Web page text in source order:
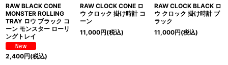
RAW BLACK CONE
MONSTER ROLLING
TRAY ロウ ブラック コ
ーン モンスター ローリ
ングトレイ
2,400円(税込)
RAW CLOCK CONE ロ
ウ クロック 掛け時計 コ
ーン
11,000円(税込)
RAW CLOCK BLACK ロ
ウ クロック 掛け時計 ブ
ラック
11,000円(税込)